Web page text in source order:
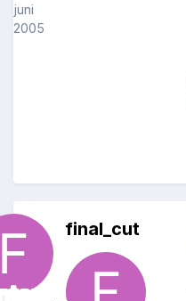
juni
2005
final_cut